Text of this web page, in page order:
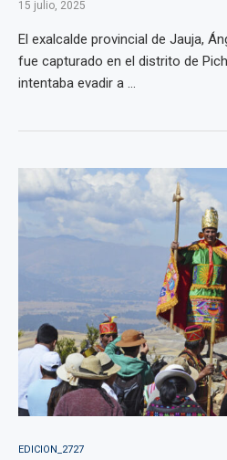
15 julio, 2025
El exalcalde provincial de Jauja,
fue capturado en el distrito de
intentaba evadir a ...
EDICION_2727